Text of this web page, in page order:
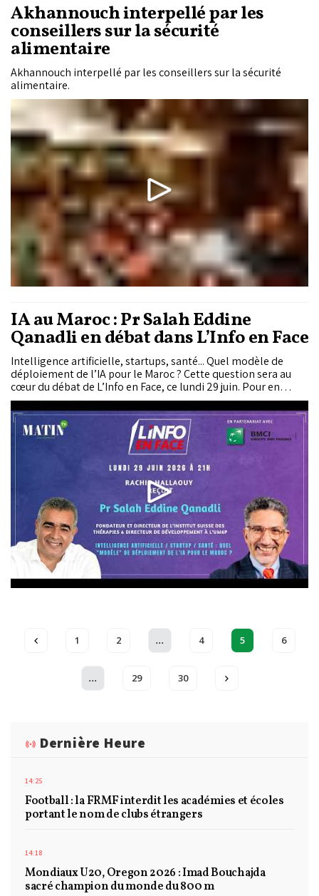
Akhannouch interpellé par les
conseillers sur la sécurité
alimentaire
Akhannouch interpellé par les conseillers sur la sécurité
alimentaire.
IA au Maroc : Pr Salah Eddine
Qanadli en débat dans L’Info en Face
Intelligence artificielle, startups, santé... Quel modèle de
déploiement de l’IA pour le Maroc ? Cette question sera au
cœur du débat de L’Info en Face, ce lundi 29 juin. Pour en
discuter, Rachid Hallaouy reçoit le Pr Salah Eddine Qanadli,
fondateur et directeur de l’Institut suisse des thérapies
guidées par l’image, ainsi que...
1 2 ... 4 5 6
... 29 30
Dernière Heure
14:25
Football : la FRMF interdit les académies et écoles
portant le nom de clubs étrangers
14:18
Mondiaux U20, Oregon 2026 : Imad Bouchajda
sacré champion du monde du 800 m